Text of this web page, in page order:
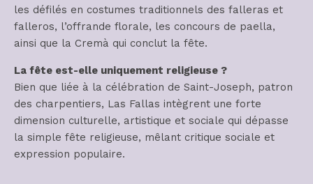
les défilés en costumes traditionnels des falleras et
falleros, l’offrande florale, les concours de paella,
ainsi que la Cremà qui conclut la fête.
La fête est-elle uniquement religieuse ?
Bien que liée à la célébration de Saint-Joseph, patron
des charpentiers, Las Fallas intègrent une forte
dimension culturelle, artistique et sociale qui dépasse
la simple fête religieuse, mêlant critique sociale et
expression populaire.